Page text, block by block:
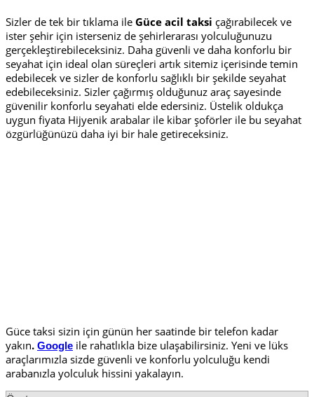
Sizler de tek bir tıklama ile Güce acil taksi çağırabilecek ve
ister şehir için isterseniz de şehirlerarası yolculuğunuzu
gerçekleştirebileceksiniz. Daha güvenli ve daha konforlu bir
seyahat için ideal olan süreçleri artık sitemiz içerisinde temin
edebilecek ve sizler de konforlu sağlıklı bir şekilde seyahat
edebileceksiniz. Sizler çağırmış olduğunuz araç sayesinde
güvenilir konforlu seyahati elde edersiniz. Üstelik oldukça
uygun fiyata Hijyenik arabalar ile kibar şoförler ile bu seyahat
özgürlüğünüzü daha iyi bir hale getireceksiniz.
Güce taksi sizin için günün her saatinde bir telefon kadar
yakın. Google ile rahatlıkla bize ulaşabilirsiniz. Yeni ve lüks
araçlarımızla sizde güvenli ve konforlu yolculuğu kendi
arabanızla yolculuk hissini yakalayın.